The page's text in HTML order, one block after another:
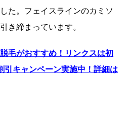
た。フェイスラインのカミソ
き締まっています。
毛がおすすめ！リンクスは初
引キャンペーン実施中！詳細は